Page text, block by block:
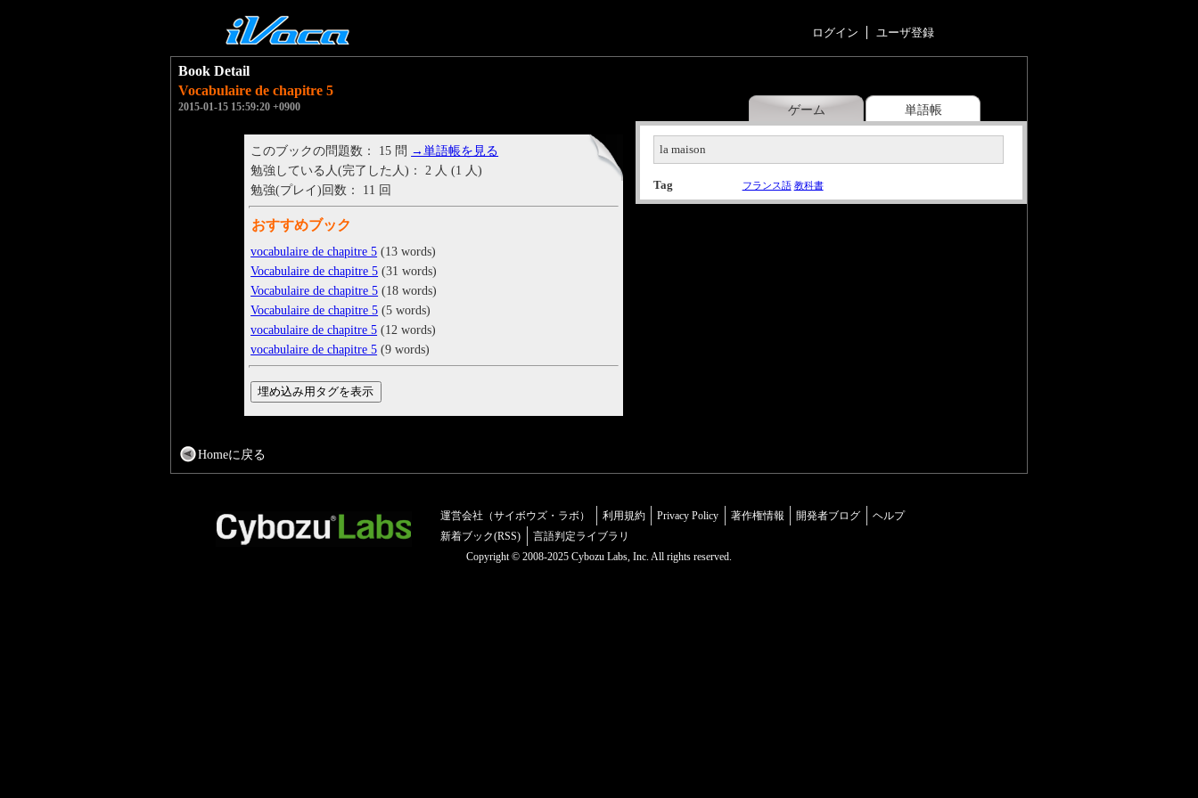
ログイン ユーザ登録
ゲーム 単語帳
Book Detail
Vocabulaire de chapitre 5
2015-01-15 15:59:20 +0900
la maison
Tag フランス語 教科書
このブックの問題数： 15 問 →単語帳を見る
勉強している人(完了した人)： 2 人 (1 人)
勉強(プレイ)回数： 11 回
おすすめブック
vocabulaire de chapitre 5 (13 words)
Vocabulaire de chapitre 5 (31 words)
Vocabulaire de chapitre 5 (18 words)
Vocabulaire de chapitre 5 (5 words)
vocabulaire de chapitre 5 (12 words)
vocabulaire de chapitre 5 (9 words)
Homeに戻る
運営会社（サイボウズ・ラボ） 利用規約 Privacy Policy 著作権情報 開発者ブログ
ヘルプ
新着ブック(RSS)
言語判定ライブラリ
Copyright © 2008-2025 Cybozu Labs, Inc. All rights reserved.